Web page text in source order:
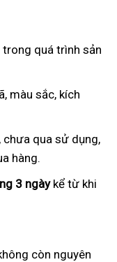
trong quá trình sản
màu sắc, kích
, chưa qua sử dụng,
hàng.
3 ngàykể từ khi
còn nguyên